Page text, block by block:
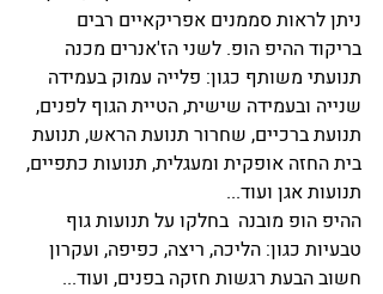
ניתן לראות סממנים אפריקאיים רבים
בריקוד ההיפ הופ. לשני הז'אנרים מכנה
תנועתי משותף כגון: פלייה עמוק בעמידה
שנייה ובעמידה שישית, הטיית הגוף לפנים,
תנועת ברכיים, שחרור תנועת הראש, תנועת
בית החזה אופקית ומעגלית, תנועות כתפיים,
תנועות אגן ועוד...
ההיפ הופ מובנה  בחלקו על תנועות גוף
טבעיות כגון: הליכה, ריצה, כפיפה, ועקרון
חשוב הבעת רגשות חזקה בפנים, ועוד...